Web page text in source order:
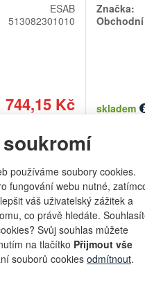
používáme soubory cookies.
fungování webu nutné,
váš uživatelský zážitek a
co právě hledáte.
Svůj souhlas můžete
na tlačítko Přijmout vše
souborů cookiesodmítnout.
ESAB
513082301010
744,15 Kč
615 Kč bez DPH
do košíku
Značka:
skladem
mm 1m
...